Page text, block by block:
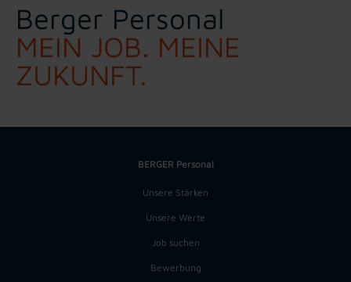
Berger Personal
MEIN JOB. MEINE
ZUKUNFT.
BERGER Personal
Unsere Stärken
Unsere Werte
Job suchen
Bewerbung